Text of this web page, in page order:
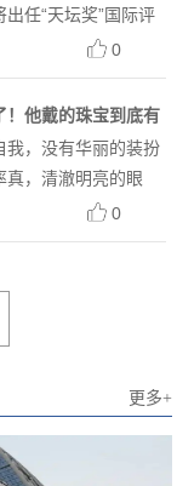
任“天坛奖”国际评
方宣传海报。作为
性评委主席，海报上
魅力的标志性微笑，
0
！他戴的珠宝到底有
我，没有华丽的装扮
真，清澈明亮的眼
灵气。他的淳朴与
目里还是在红毯上，
0
更多+